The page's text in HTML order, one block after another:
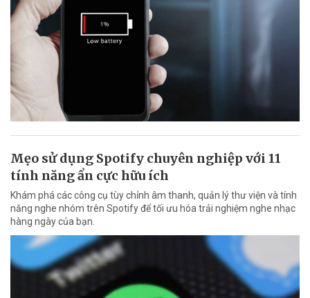
Mẹo sử dụng Spotify chuyên nghiệp với 11
tính năng ẩn cực hữu ích
Khám phá các công cụ tùy chỉnh âm thanh, quản lý thư viện và tính
năng nghe nhóm trên Spotify để tối ưu hóa trải nghiệm nghe nhạc
hàng ngày của bạn.